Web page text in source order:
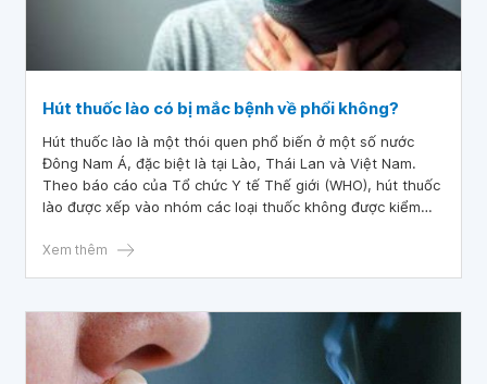
Hút thuốc lào có bị mắc bệnh về phổi không?
Hút thuốc lào là một thói quen phổ biến ở một số nước
Đông Nam Á, đặc biệt là tại Lào, Thái Lan và Việt Nam.
Theo báo cáo của Tổ chức Y tế Thế giới (WHO), hút thuốc
lào được xếp vào nhóm các loại thuốc không được kiểm
bệnh liên quan đến hệ thống hô hấp. Vì vậy, việc hiểu rõ
đường hô hấp do thuốc lào gây ra.
Xem thêm